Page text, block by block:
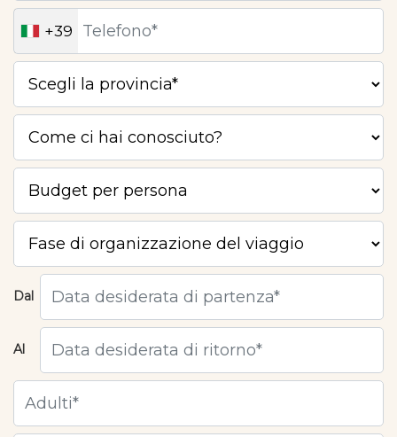
+39
Dal
Al